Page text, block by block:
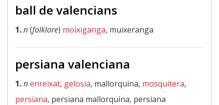
ball de valencians
1.n(folklore) moixiganga, muixeranga
persiana valenciana
1.nenreixat, gelosia, mallorquina, mosquitera,
persiana, persiana mallorquina, persiana